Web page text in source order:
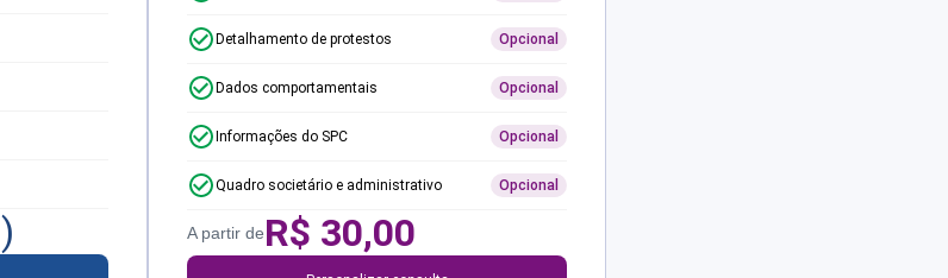
)
Detalhamento de protestos Opcional
Dados comportamentais Opcional
Informações do SPC Opcional
Quadro societário e administrativo Opcional
A partir deR$ 30,00